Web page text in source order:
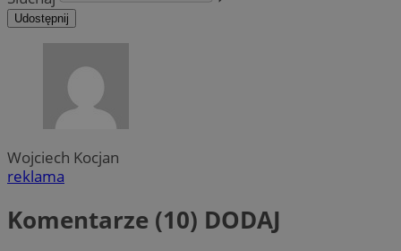
Udostępnij
Wojciech Kocjan
reklama
Komentarze (10) DODAJ